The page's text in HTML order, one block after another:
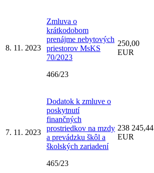
8. 11. 2023
Zmluva o
krátkodobom
prenájme nebytových
priestorov MsKS
70/2023
466/23
250,00
EUR
7. 11. 2023
Dodatok k zmluve o
poskytnutí
finančných
prostriedkov na mzdy
a prevádzku škôl a
školských zariadení
465/23
238 245,44
EUR